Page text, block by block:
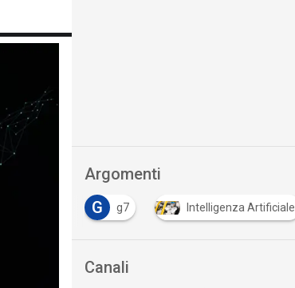
Argomenti
G
g7 Intelligenza Artificiale
Canali